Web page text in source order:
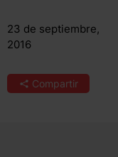
23 de septiembre,
2016
Compartir